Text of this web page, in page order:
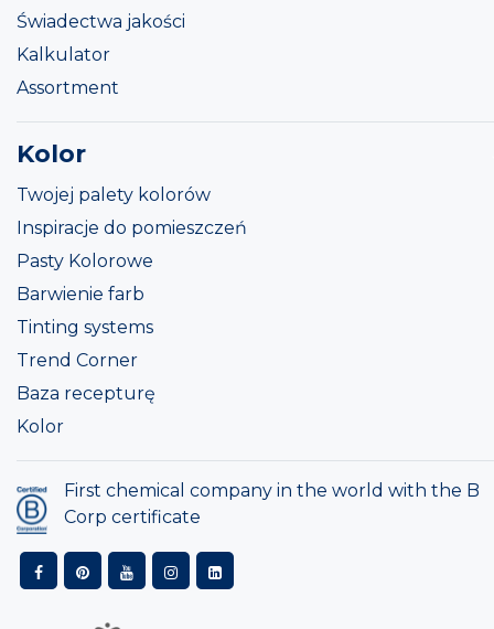
Świadectwa jakości
Kalkulator
Assortment
Kolor
Twojej palety kolorów
Inspiracje do pomieszczeń
Pasty Kolorowe
Barwienie farb
Tinting systems
Trend Corner
Baza recepturę
Kolor
First chemical company in the world with the B
Corp certificate